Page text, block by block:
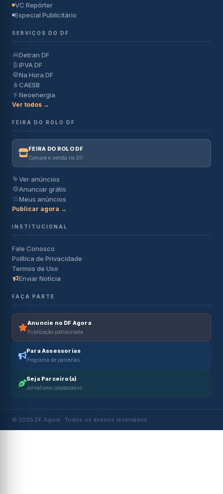
VC Repórter
Especial Publicitário
SERVIÇOS DO DF
Detran DF
IPVA DF
Na Hora DF
CAESB
Neoenergia
Ver todos →
FEIRA DO ROLO DF
FEIRA DO ROLO DF
Compre e venda no DF
Ver anúncios
Anunciar grátis
Meus anúncios
Publicar agora →
INSTITUCIONAL
Fale Conosco
Política de Privacidade
Termos de Uso
Enviar Notícia
FAÇA PARTE
Anuncie no DF Agora
Publicação patrocinada
Para Assessorias
Programa de parcerias
Seja Parceiro(a)
Jornalismo colaborativo
© 2026 DF Agora · Todos os direitos reservados